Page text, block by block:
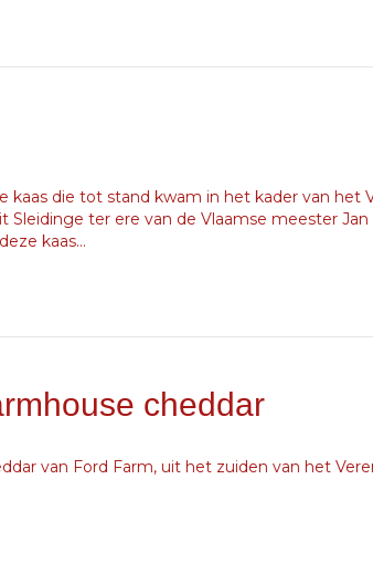
kaas die tot stand kwam in het kader van het
Sleidinge ter ere van de Vlaamse meester
kaas…
cheddar
van Ford Farm, uit het zuiden van het